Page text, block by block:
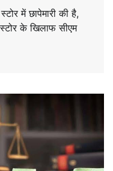
में छापेमारी की है,
के खिलाफ सीएम